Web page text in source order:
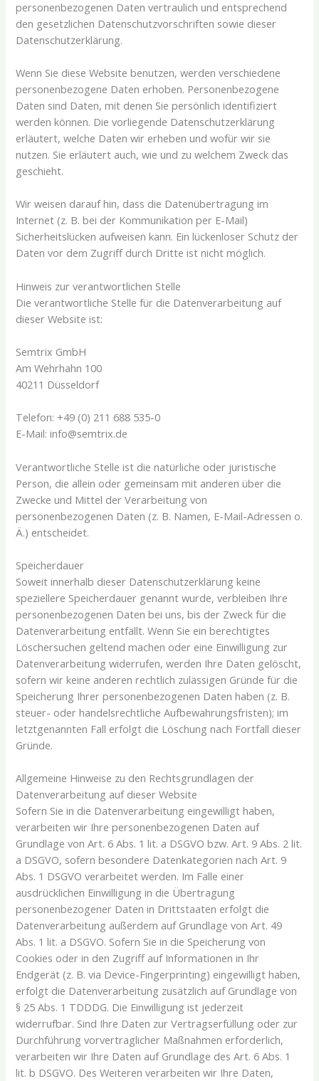
personenbezogenen Daten vertraulich und entsprechend
den gesetzlichen Datenschutzvorschriften sowie dieser
Datenschutzerklärung.
Wenn Sie diese Website benutzen, werden verschiedene
personenbezogene Daten erhoben. Personenbezogene
Daten sind Daten, mit denen Sie persönlich identifiziert
werden können. Die vorliegende Datenschutzerklärung
erläutert, welche Daten wir erheben und wofür wir sie
nutzen. Sie erläutert auch, wie und zu welchem Zweck das
geschieht.
Wir weisen darauf hin, dass die Datenübertragung im
Internet (z. B. bei der Kommunikation per E-Mail)
Sicherheitslücken aufweisen kann. Ein lückenloser Schutz der
Daten vor dem Zugriff durch Dritte ist nicht möglich.
Hinweis zur verantwortlichen Stelle
Die verantwortliche Stelle für die Datenverarbeitung auf
dieser Website ist:
Semtrix GmbH
Am Wehrhahn 100
40211 Düsseldorf
Telefon: +49 (0) 211 688 535-0
E-Mail: info@semtrix.de
Verantwortliche Stelle ist die natürliche oder juristische
Person, die allein oder gemeinsam mit anderen über die
Zwecke und Mittel der Verarbeitung von
personenbezogenen Daten (z. B. Namen, E-Mail-Adressen o.
Ä.) entscheidet.
Speicherdauer
Soweit innerhalb dieser Datenschutzerklärung keine
speziellere Speicherdauer genannt wurde, verbleiben Ihre
personenbezogenen Daten bei uns, bis der Zweck für die
Datenverarbeitung entfällt. Wenn Sie ein berechtigtes
Löschersuchen geltend machen oder eine Einwilligung zur
Datenverarbeitung widerrufen, werden Ihre Daten gelöscht,
sofern wir keine anderen rechtlich zulässigen Gründe für die
Speicherung Ihrer personenbezogenen Daten haben (z. B.
steuer- oder handelsrechtliche Aufbewahrungsfristen); im
letztgenannten Fall erfolgt die Löschung nach Fortfall dieser
Gründe.
Allgemeine Hinweise zu den Rechtsgrundlagen der
Datenverarbeitung auf dieser Website
Sofern Sie in die Datenverarbeitung eingewilligt haben,
verarbeiten wir Ihre personenbezogenen Daten auf
Grundlage von Art. 6 Abs. 1 lit. a DSGVO bzw. Art. 9 Abs. 2 lit.
a DSGVO, sofern besondere Datenkategorien nach Art. 9
Abs. 1 DSGVO verarbeitet werden. Im Falle einer
ausdrücklichen Einwilligung in die Übertragung
personenbezogener Daten in Drittstaaten erfolgt die
Datenverarbeitung außerdem auf Grundlage von Art. 49
Abs. 1 lit. a DSGVO. Sofern Sie in die Speicherung von
Cookies oder in den Zugriff auf Informationen in Ihr
Endgerät (z. B. via Device-Fingerprinting) eingewilligt haben,
erfolgt die Datenverarbeitung zusätzlich auf Grundlage von
§ 25 Abs. 1 TDDDG. Die Einwilligung ist jederzeit
widerrufbar. Sind Ihre Daten zur Vertragserfüllung oder zur
Durchführung vorvertraglicher Maßnahmen erforderlich,
verarbeiten wir Ihre Daten auf Grundlage des Art. 6 Abs. 1
lit. b DSGVO. Des Weiteren verarbeiten wir Ihre Daten,